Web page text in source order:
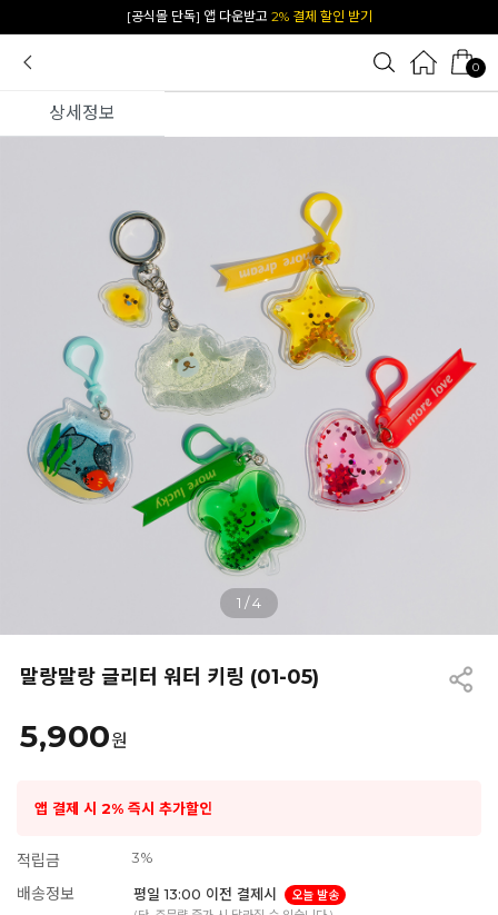
[공식몰 단독] 앱 다운받고 2% 결제 할인 받기
0
상세정보
1 /4
말랑말랑 글리터 워터 키링 (01-05)
5,900원
앱 결제 시 2% 즉시 추가할인
적립금 3%
배송정보 평일 13:00 이전 결제시
오늘 발송